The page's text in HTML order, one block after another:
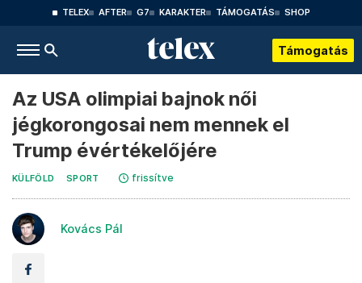
TELEX AFTER G7 KARAKTER TÁMOGATÁS SHOP
Támogatás
Az USA olimpiai bajnok női
jégkorongosai nem mennek el
Trump évértékelőjére
KÜLFÖLD SPORT frissítve
Kovács Pál